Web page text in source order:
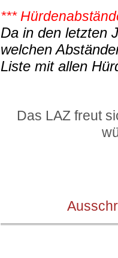
***
Da in den letzten
welchen
Liste mit allen
Das LAZ freut